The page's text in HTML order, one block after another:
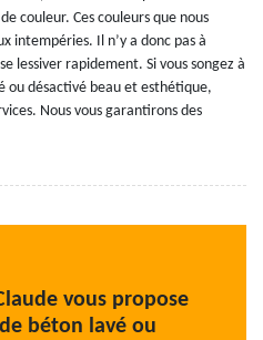
couleur. Ces couleurs que nous
intempéries. Il n’y a donc pas à
lessiver rapidement. Si vous songez à
ou désactivé beau et esthétique,
Nous vous garantirons des
vous propose
béton lavé ou